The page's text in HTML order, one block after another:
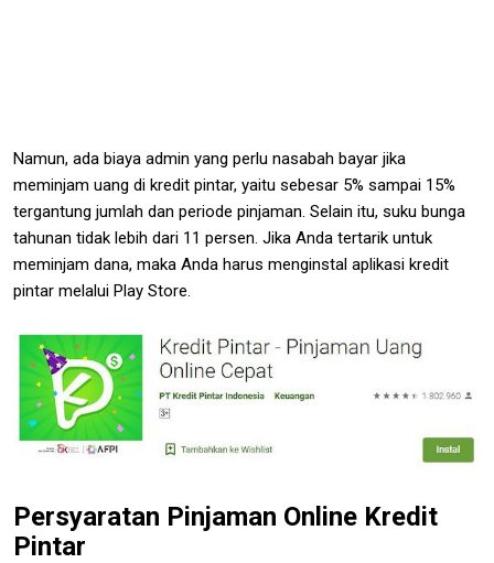
Namun, ada biaya admin yang perlu nasabah bayar jika
meminjam uang di kredit pintar, yaitu sebesar 5% sampai 15%
tergantung jumlah dan periode pinjaman. Selain itu, suku bunga
tahunan tidak lebih dari 11 persen. Jika Anda tertarik untuk
meminjam dana, maka Anda harus menginstal aplikasi kredit
pintar melalui Play Store.
Persyaratan Pinjaman Online Kredit
Pintar